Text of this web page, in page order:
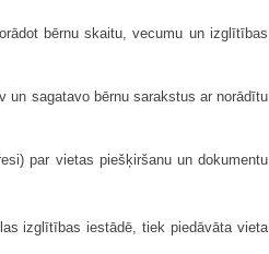
bērnu skaitu, vecumu un izglītības
un sagatavo bērnu sarakstus ar norādītu
par vietas piešķiršanu un dokumentu
izglītības iestādē, tiek piedāvāta vieta